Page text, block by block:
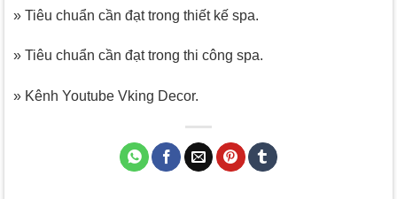
» Tiêu chuẩn cần đạt trong thiết kế spa.
» Tiêu chuẩn cần đạt trong thi công spa.
» Kênh Youtube Vking Decor.